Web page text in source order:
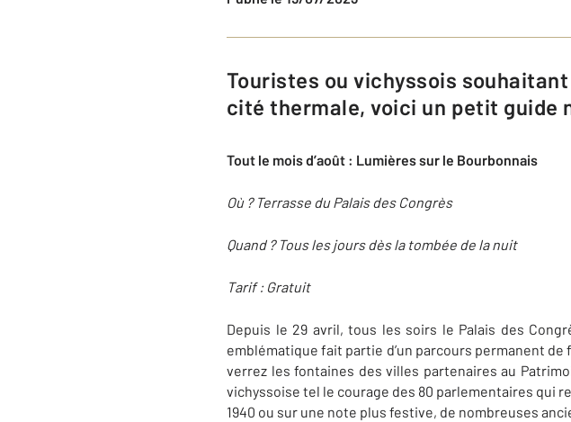
Touristes ou vichyssois souhaitant profiter des beaux jours dans notre jolie
cité thermale, voici un petit guide
Tout le mois d’août : Lumières sur le Bourbonnais
Où ? Terrasse du Palais des Congrès
Quand ? Tous les jours dès la tombée de la nuit
Tarif : Gratuit
Depuis le 29 avril, tous les soirs le Palais des
emblématique fait partie d’un parcours permanent de
verrez les fontaines des villes partenaires au
vichyssoise tel le courage des 80 parlementaires qui
1940 ou sur une note plus festive, de nombreuses